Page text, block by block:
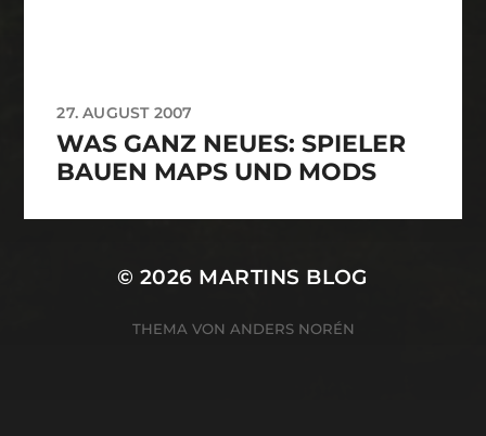
27. AUGUST 2007
WAS GANZ NEUES: SPIELER
BAUEN MAPS UND MODS
© 2026 MARTINS BLOG
THEMA VON ANDERS NORÉN